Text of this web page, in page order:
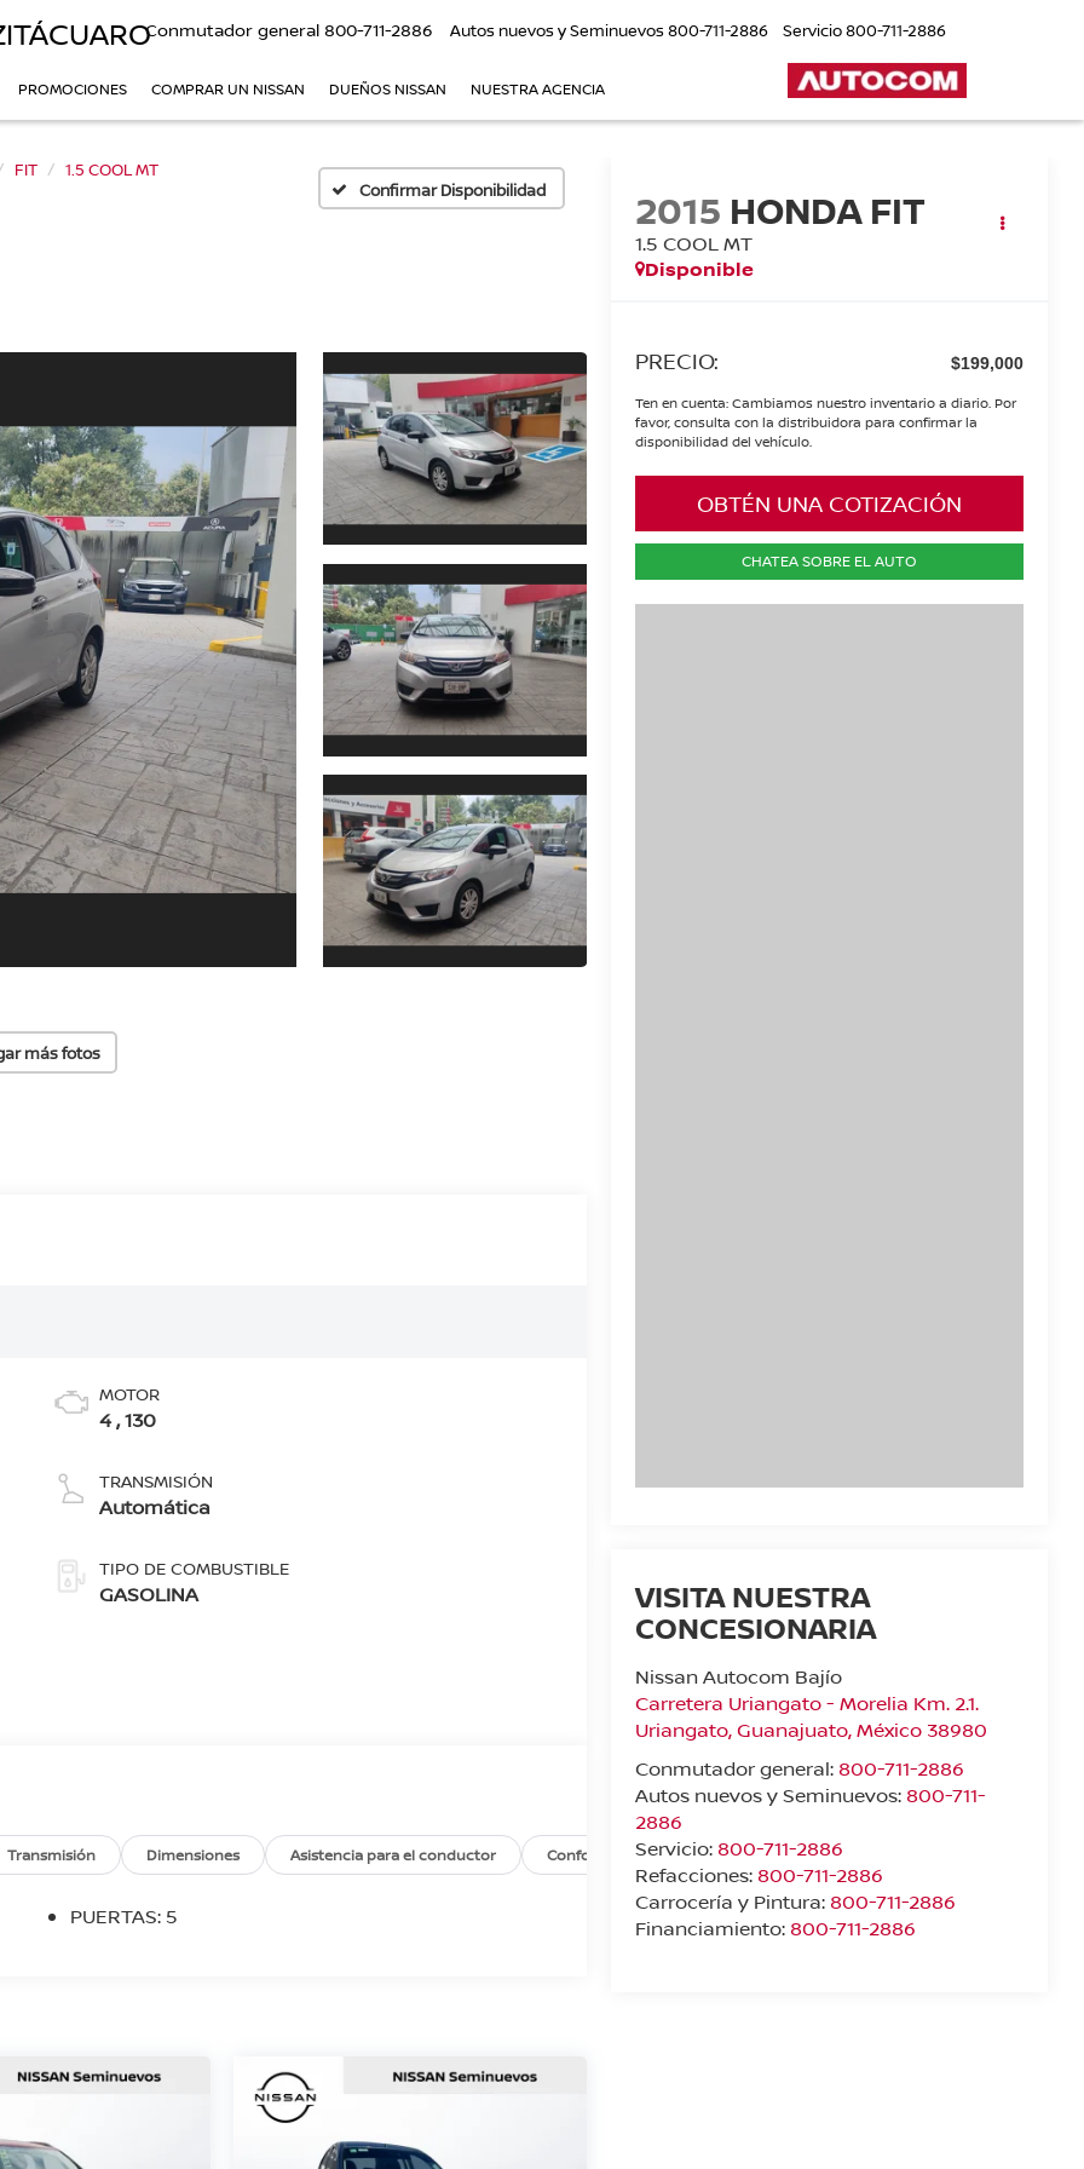
Conmutador general 800-711-2886 Autos nuevos y Seminuevos800-711-2886 Servicio800-711-2886
PROMOCIONES COMPRAR UN NISSAN DUEÑOS NISSAN NUESTRA AGENCIA
FIT
1.5 COOL MT
Confirmar Disponibilidad
más fotos
2015 HONDA FIT
1.5 COOL MT
Disponible
PRECIO: $199,000
Ten en cuenta: Cambiamos nuestro inventario a diario. Por
favor, consulta con la distribuidora para confirmar la
disponibilidad del vehículo.
OBTÉN UNA COTIZACIÓN
CHATEA SOBRE EL AUTO
VISITA NUESTRA
CONCESIONARIA
Nissan Autocom Bajío
Carretera Uriangato - Morelia Km. 2.1.
Uriangato,Guanajuato, México 38980
Conmutador general: 800-711-2886
Autos nuevos y Seminuevos: 800-711-
2886
Servicio: 800-711-2886
Refacciones: 800-711-2886
Carrocería y Pintura: 800-711-2886
Financiamiento: 800-711-2886
MOTOR
4 , 130
TRANSMISIÓN
Automática
TIPO DE COMBUSTIBLE
GASOLINA
Transmisión Dimensiones Asistencia para el conductor Confort y conveniencia Exterior
PUERTAS: 5